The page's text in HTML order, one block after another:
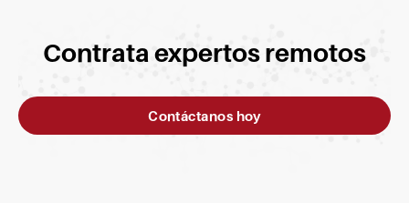
Contrata expertos remotos
Contáctanos hoy